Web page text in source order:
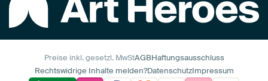
Preise inkl. gesetzl. MwStAGBHaftungsausschluss
Rechtswidrige Inhalte melden?DatenschutzImpressum